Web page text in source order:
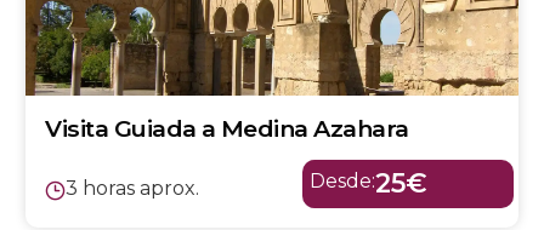
Visita Guiada a Medina Azahara
3 horas aprox. Desde:25€